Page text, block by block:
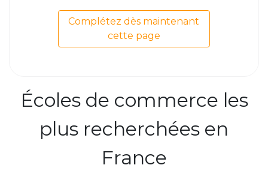
Complétez dès maintenant
cette page
Écoles de commerce les
plus recherchées en
France